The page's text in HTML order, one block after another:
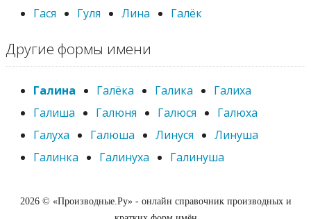
Гася
Гуля Лина Галёк
Другие формы имени
Галина Галёка Галика
Галиха
Галиша
Галюня Галюся
Галюха
Галуха
Галюша Линуся
Линуша
Галинка
Галинуха Галинуша
2026 © «Производные.Ру» - онлайн справочник производных и